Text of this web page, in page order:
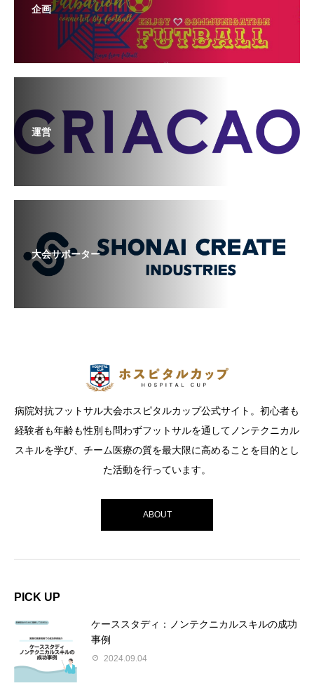
企画
運営
大会サポーター
病院対抗フットサル大会ホスピタルカップ公式サイト。初心者も
経験者も年齢も性別も問わずフットサルを通してノンテクニカル
スキルを学び、チーム医療の質を最大限に高めることを目的とし
た活動を行っています。
ABOUT
PICK UP
ケーススタディ：ノンテクニカルスキルの成功
事例
2024.09.04